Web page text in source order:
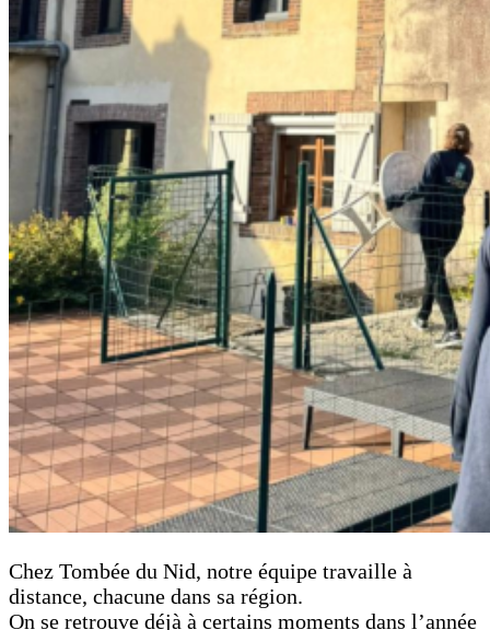
Chez Tombée du Nid, notre équipe travaille à
distance, chacune dans sa région.
On se retrouve déjà à certains moments dans l’année